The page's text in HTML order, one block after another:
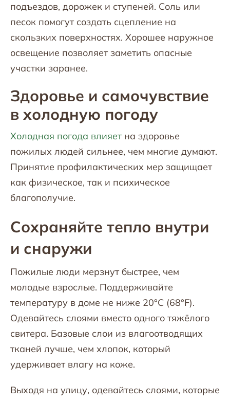
подъездов, дорожек и ступеней. Соль или
песок помогут создать сцепление на
скользких поверхностях. Хорошее наружное
освещение позволяет заметить опасные
участки заранее.
Здоровье и самочувствие
в холодную погоду
Холодная погода влияетна здоровье
пожилых людей сильнее, чем многие думают.
Принятие профилактических мер защищает
как физическое, так и психическое
благополучие.
Сохраняйте тепло внутри
и снаружи
Пожилые люди мерзнут быстрее, чем
молодые взрослые. Поддерживайте
температуру в доме не ниже 20°C (68°F).
Одевайтесь слоями вместо одного тяжёлого
свитера. Базовые слои из влагоотводящих
тканей лучше, чем хлопок, который
удерживает влагу на коже.
Выходя на улицу, одевайтесь слоями, которые